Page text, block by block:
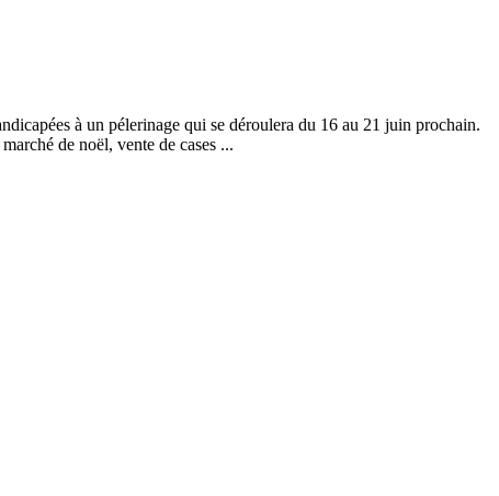
à un pélerinage qui se déroulera du 16 au 21 juin prochain.
de noël, vente de cases ...